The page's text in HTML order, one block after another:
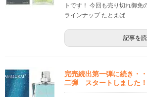
トです！ 今回も売り切れ御免
ラインナップ たとえば...
記事を
完売続出第一弾に続き・
二弾 スタートしました！